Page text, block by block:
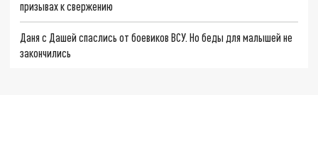
призывах к свержению
Даня с Дашей спаслись от боевиков ВСУ. Но беды для малышей не
закончились